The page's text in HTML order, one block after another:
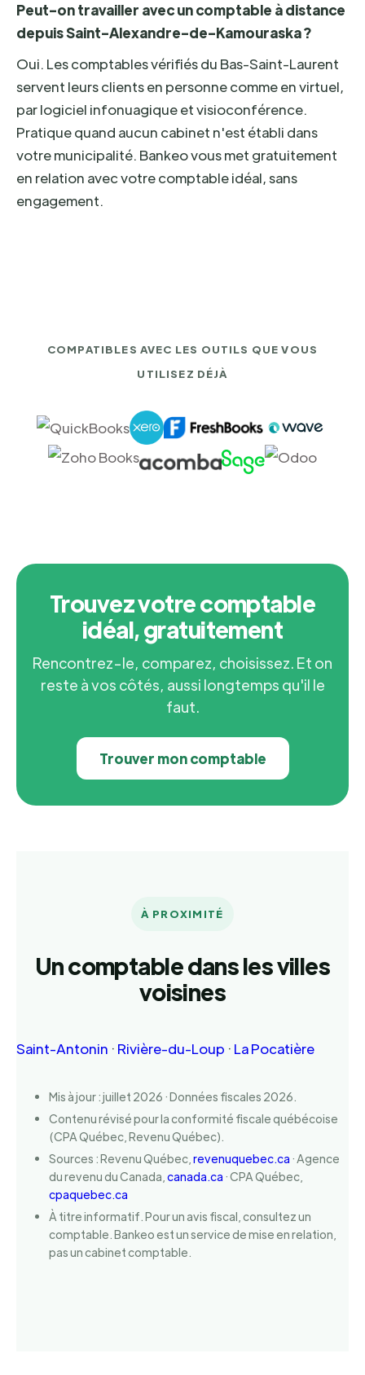
Peut-on travailler avec un comptable à distance
depuis Saint-Alexandre-de-Kamouraska ?
Oui. Les comptables vérifiés du Bas-Saint-Laurent
servent leurs clients en personne comme en virtuel,
par logiciel infonuagique et visioconférence.
Pratique quand aucun cabinet n'est établi dans
votre municipalité. Bankeo vous met gratuitement
en relation avec votre comptable idéal, sans
engagement.
COMPATIBLES AVEC LES OUTILS QUE VOUS
UTILISEZ DÉJÀ
Trouvez votre comptable
idéal, gratuitement
Rencontrez-le, comparez, choisissez. Et on
reste à vos côtés, aussi longtemps qu'il le
faut.
Trouver mon comptable
À PROXIMITÉ
Un comptable dans les villes
voisines
Saint-Antonin · Rivière-du-Loup · La Pocatière
Mis à jour : juillet 2026 · Données fiscales 2026.
Contenu révisé pour la conformité fiscale québécoise
(CPA Québec, Revenu Québec).
Sources : Revenu Québec, revenuquebec.ca · Agence
du revenu du Canada, canada.ca · CPA Québec,
cpaquebec.ca
À titre informatif. Pour un avis fiscal, consultez un
comptable. Bankeo est un service de mise en relation,
pas un cabinet comptable.